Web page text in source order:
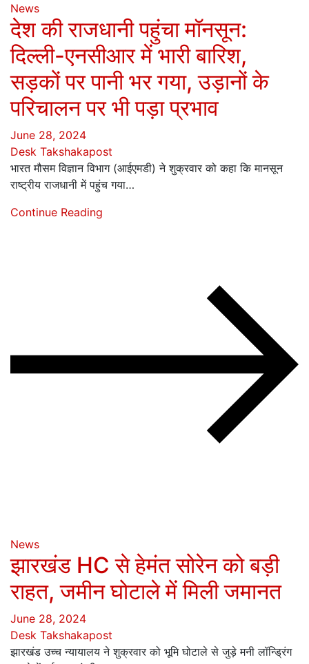
News
देश की राजधानी पहुंचा मॉनसून:
दिल्ली-एनसीआर में भारी बारिश,
सड़कों पर पानी भर गया, उड़ानों के
परिचालन पर भी पड़ा प्रभाव
June 28, 2024
Desk Takshakapost
भारत मौसम विज्ञान विभाग (आईएमडी) ने शुक्रवार को कहा कि मानसून
राष्ट्रीय राजधानी में पहुंच गया…
Continue Reading
News
झारखंड HC से हेमंत सोरेन को बड़ी
राहत, जमीन घोटाले में मिली जमानत
June 28, 2024
Desk Takshakapost
झारखंड उच्च न्यायालय ने शुक्रवार को भूमि घोटाले से जुड़े मनी लॉन्ड्रिंग